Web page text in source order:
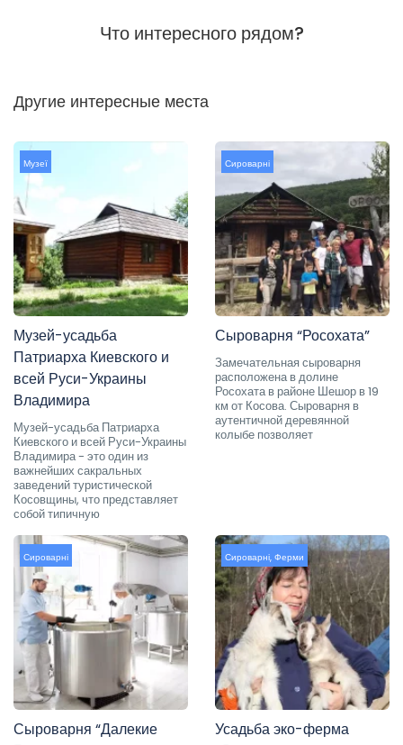
Что интересного рядом?
Другие интересные места
Музеї
Музей-усадьба
Патриарха Киевского и
всей Руси-Украины
Владимира
Музей-усадьба Патриарха
Киевского и всей Руси-Украины
Владимира - это один из
важнейших сакральных
заведений туристической
Косовщины, что представляет
собой типичную
Сироварні
Сыроварня “Росохата”
Замечательная сыроварня
расположена в долине
Росохата в районе Шешор в 19
км от Косова. Сыроварня в
аутентичной деревянной
колыбе позволяет
Сироварні
Сыроварня “Далекие
Сироварні, Ферми
Усадьба эко-ферма